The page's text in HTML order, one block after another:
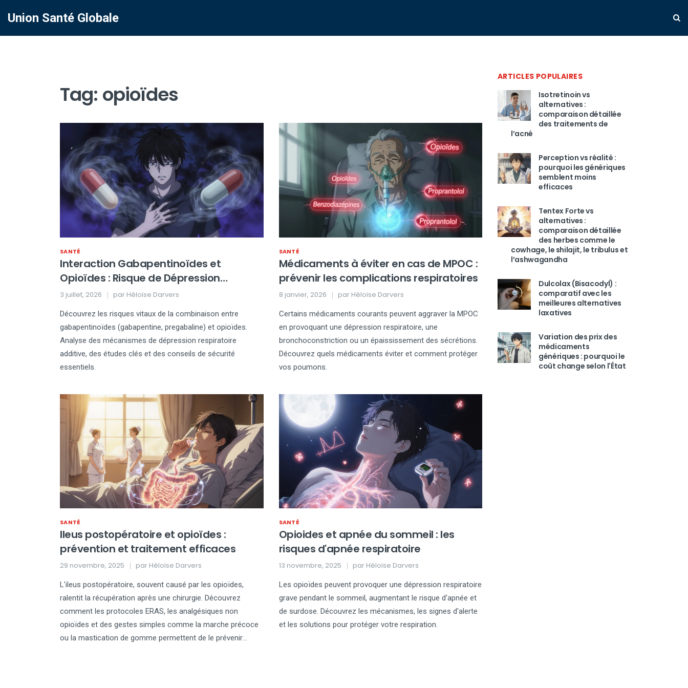
Union Santé Globale
Tag: opioïdes
SANTÉ
Interaction Gabapentinoïdes et
Opioïdes : Risque de Dépression
Respiratoire
3 juillet, 2026 par Héloïse Darvers
Découvrez les risques vitaux de la combinaison entre
gabapentinoïdes (gabapentine, pregabaline) et opioïdes.
Analyse des mécanismes de dépression respiratoire
additive, des études clés et des conseils de sécurité
essentiels.
SANTÉ
Médicaments à éviter en cas de MPOC :
prévenir les complications respiratoires
8 janvier, 2026 par Héloïse Darvers
Certains médicaments courants peuvent aggraver la MPOC
en provoquant une dépression respiratoire, une
bronchoconstriction ou un épaississement des sécrétions.
Découvrez quels médicaments éviter et comment protéger
vos poumons.
SANTÉ
Ileus postopératoire et opioïdes :
prévention et traitement efficaces
29 novembre, 2025 par Héloïse Darvers
L'ileus postopératoire, souvent causé par les opioïdes,
ralentit la récupération après une chirurgie. Découvrez
comment les protocoles ERAS, les analgésiques non
opioïdes et des gestes simples comme la marche précoce
ou la mastication de gomme permettent de le prévenir
SANTÉ
Opioides et apnée du sommeil : les
risques d'apnée respiratoire
13 novembre, 2025 par Héloïse Darvers
Les opioïdes peuvent provoquer une dépression respiratoire
grave pendant le sommeil, augmentant le risque d'apnée et
de surdose. Découvrez les mécanismes, les signes d'alerte
et les solutions pour protéger votre respiration.
ARTICLES POPULAIRES
Isotretinoin vs
alternatives :
comparaison détaillée
des traitements de
l’acné
Perception vs réalité :
pourquoi les génériques
semblent moins
efficaces
Tentex Forte vs
alternatives :
comparaison détaillée
des herbes comme le
cowhage, le shilajit, le tribulus et
l’ashwagandha
Dulcolax (Bisacodyl) :
comparatif avec les
meilleures alternatives
laxatives
Variation des prix des
médicaments
génériques : pourquoi le
coût change selon l'État